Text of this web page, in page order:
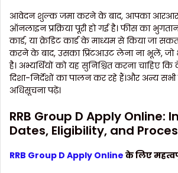
आवेदन शुल्क जमा करने के बाद, आपका
ऑनलाइन प्रक्रिया पूरी हो गई है। फीस का
कार्ड, या क्रेडिट कार्ड के माध्यम से किया जा
करने के बाद, उसका प्रिंटआउट लेना ना भूलें, जो
है। अभ्यर्थियों को यह सुनिश्चित करना चाहिए
दिशा-निर्देशों का पालन कर रहे हैं।और अन्य
अधिसूचना पढ़ें।
RRB Group D Apply Online:
Dates, Eligibility, and
RRB Group D Apply Online के लिए